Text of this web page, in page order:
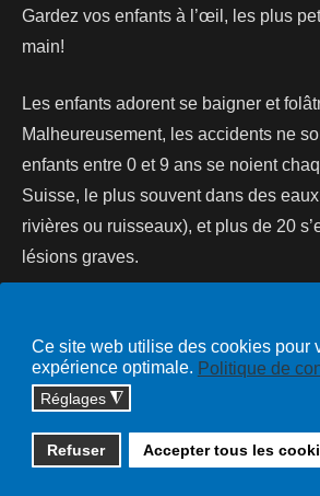
Ce site web utilise des cookies pour
expérience optimale. Politique de
Réglages ◮
Refuser Accepter tous les
Gardez vos enfants à l’œil, les plus
main!
Les enfants adorent se baigner et
Malheureusement, les accidents ne
enfants entre 0 et 9 ans se noient
Suisse, le plus souvent dans des
rivières ou ruisseaux), et plus de 20
lésions graves.
Copyright © 2026 cossonay.ch - tous
solutions informatiques